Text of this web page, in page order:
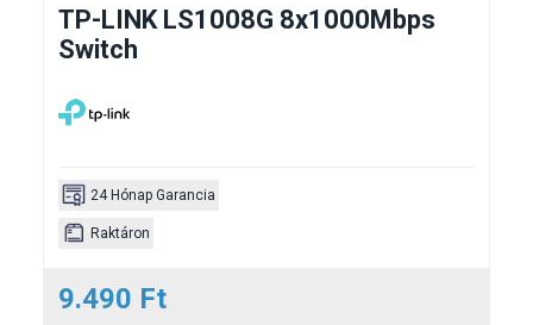
TP-LINK LS1008G 8x1000Mbps
Switch
24 Hónap Garancia
Raktáron
9.490 Ft